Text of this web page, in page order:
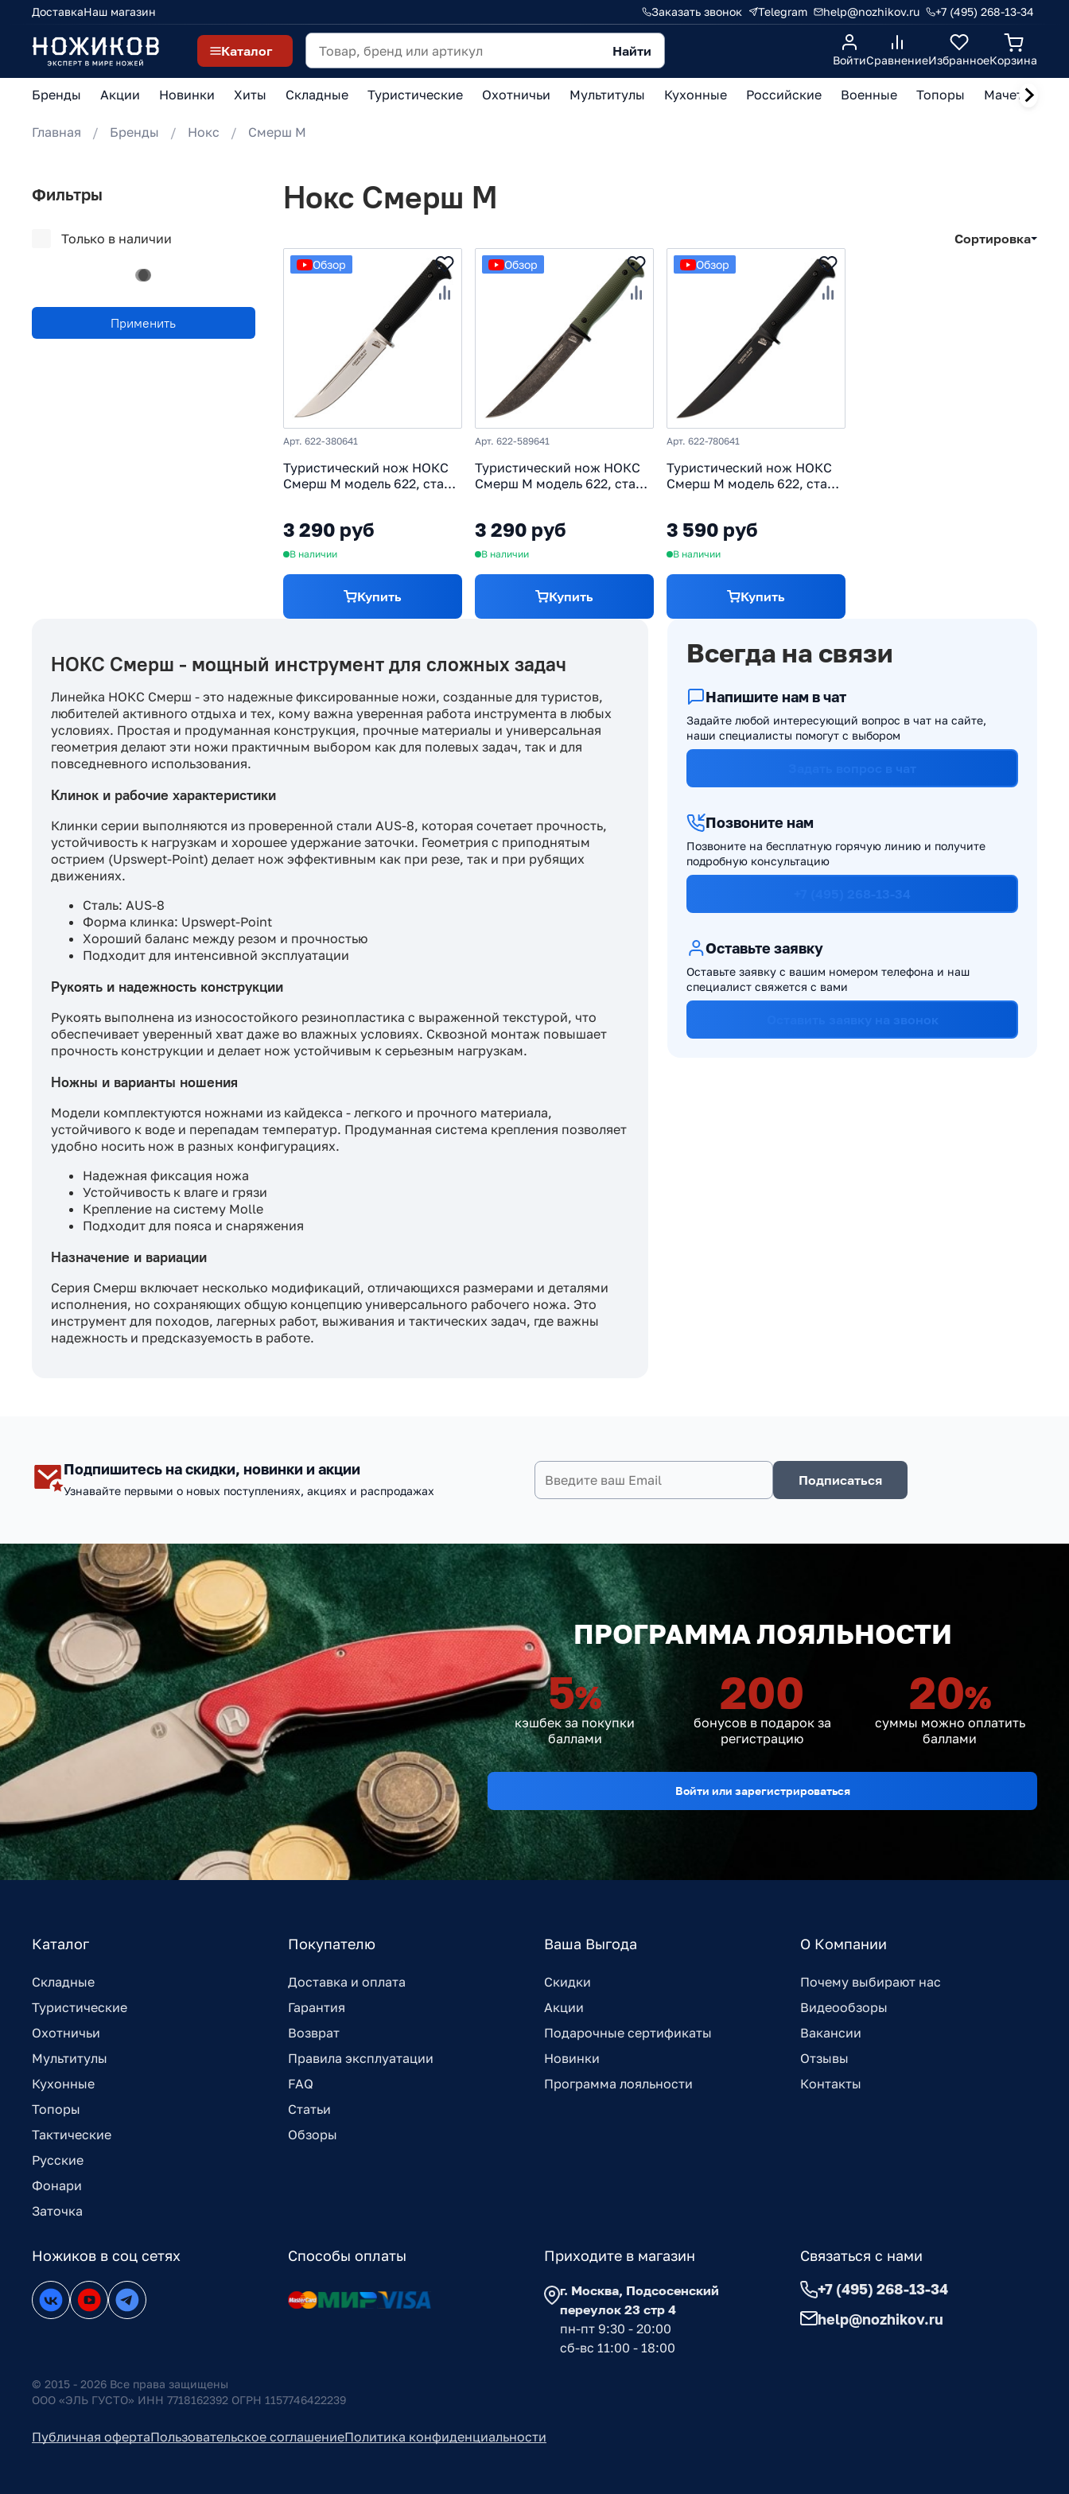
ДоставкаНаш магазин Заказать звонок Telegram help@nozhikov.ru +7 (495) 268-13-34
Каталог Найти
ВойтиСравнениеИзбранноеКорзина
Бренды Акции Новинки Хиты Складные Туристические Охотничьи Мультитулы Кухонные Российские Военные Топоры Мачете,
Главная Бренды Нокс Смерш М
Нокс Смерш М
Сортировка
Обзор
Арт. 622-380641
Туристический нож НОКС
Смерш М модель 622, сталь
3 290 руб
В наличии
Купить
Обзор
Арт. 622-589641
Туристический нож НОКС
Смерш М модель 622, сталь
3 290 руб
В наличии
Купить
Обзор
Арт. 622-780641
Туристический нож НОКС
Смерш М модель 622, сталь
3 590 руб
В наличии
Купить
Фильтры
Только в наличии
Применить
НОКС Смерш - мощный инструмент для сложных задач
Линейка НОКС Смерш - это надежные фиксированные ножи, созданные для туристов,
любителей активного отдыха и тех, кому важна уверенная работа инструмента в любых
условиях. Простая и продуманная конструкция, прочные материалы и универсальная
геометрия делают эти ножи практичным выбором как для полевых задач, так и для
повседневного использования.
Клинок и рабочие характеристики
Клинки серии выполняются из проверенной стали AUS-8, которая сочетает прочность,
устойчивость к нагрузкам и хорошее удержание заточки. Геометрия с приподнятым
острием (Upswept-Point) делает нож эффективным как при резе, так и при рубящих
движениях.
Сталь: AUS-8
Форма клинка: Upswept-Point
Хороший баланс между резом и прочностью
Подходит для интенсивной эксплуатации
Рукоять и надежность конструкции
Рукоять выполнена из износостойкого резинопластика с выраженной текстурой, что
обеспечивает уверенный хват даже во влажных условиях. Сквозной монтаж повышает
прочность конструкции и делает нож устойчивым к серьезным нагрузкам.
Ножны и варианты ношения
Модели комплектуются ножнами из кайдекса - легкого и прочного материала,
устойчивого к воде и перепадам температур. Продуманная система крепления позволяет
удобно носить нож в разных конфигурациях.
Надежная фиксация ножа
Устойчивость к влаге и грязи
Крепление на систему Molle
Подходит для пояса и снаряжения
Назначение и вариации
Серия Смерш включает несколько модификаций, отличающихся размерами и деталями
исполнения, но сохраняющих общую концепцию универсального рабочего ножа. Это
инструмент для походов, лагерных работ, выживания и тактических задач, где важны
надежность и предсказуемость в работе.
Всегда на связи
Напишите нам в чат
Задайте любой интересующий вопрос в чат на сайте,
наши специалисты помогут с выбором
Позвоните нам
Позвоните на бесплатную горячую линию и получите
подробную консультацию
Оставьте заявку
Оставьте заявку с вашим номером телефона и наш
специалист свяжется с вами
Подпишитесь на скидки, новинки и акции
Узнавайте первыми о новых поступлениях, акциях и распродажах
Подписаться
ПРОГРАММА ЛОЯЛЬНОСТИ
5%
кэшбек за покупки
баллами
200
бонусов в подарок за
регистрацию
20%
суммы можно оплатить
баллами
Войти или зарегистрироваться
Каталог
Складные
Туристические
Охотничьи
Мультитулы
Кухонные
Топоры
Тактические
Русские
Фонари
Заточка
Покупателю
Доставка и оплата
Гарантия
Возврат
Правила эксплуатации
FAQ
Статьи
Обзоры
Ваша Выгода
Скидки
Акции
Подарочные сертификаты
Новинки
Программа лояльности
О Компании
Почему выбирают нас
Видеообзоры
Вакансии
Отзывы
Контакты
Ножиков в соц сетях Способы оплаты Приходите в магазин
г. Москва, Подсосенский
переулок 23 стр 4
пн-пт 9:30 - 20:00
сб-вс 11:00 - 18:00
Связаться с нами
+7 (495) 268-13-34
help@nozhikov.ru
© 2015 - 2026 Все права защищены
ООО «ЭЛЬ ГУСТО» ИНН 7718162392 ОГРН 1157746422239
Публичная офертаПользовательское соглашениеПолитика конфиденциальности